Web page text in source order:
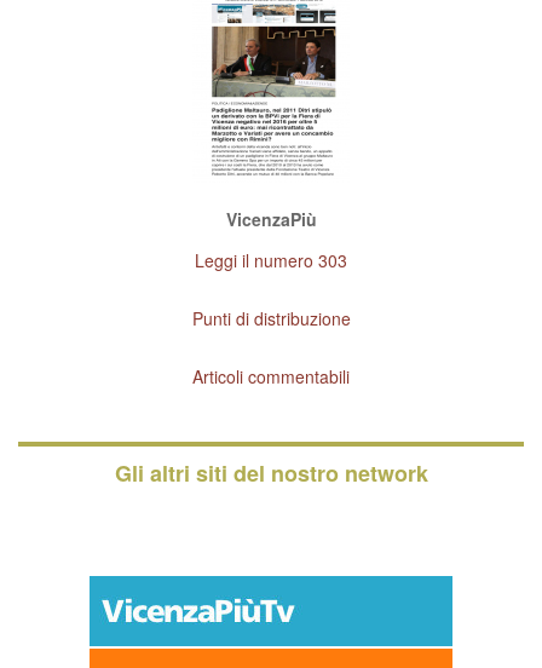
VicenzaPiù
Leggi il numero 303
Punti di distribuzione
Articoli commentabili
Gli altri siti del nostro network